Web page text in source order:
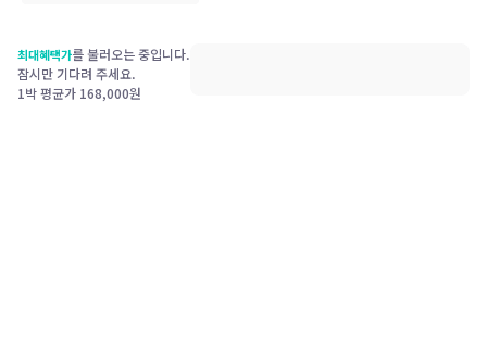
최대혜택가를 불러오는 중입니다.
잠시만 기다려 주세요.
1박 평균가 168,000원